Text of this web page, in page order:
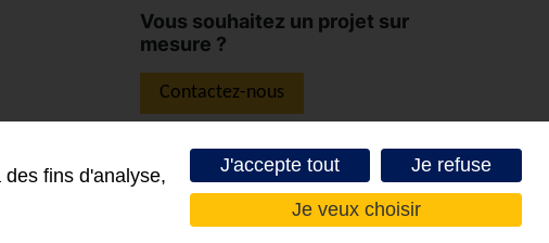
fins d'analyse,
J'accepte tout Je refuse
Je veux choisir
Vous souhaitez un projet sur
mesure ?
Contactez-nous